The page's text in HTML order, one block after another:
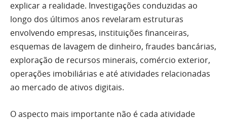
explicar a realidade. Investigações conduzidas ao
longo dos últimos anos revelaram estruturas
envolvendo empresas, instituições financeiras,
esquemas de lavagem de dinheiro, fraudes bancárias,
exploração de recursos minerais, comércio exterior,
operações imobiliárias e até atividades relacionadas
ao mercado de ativos digitais.
O aspecto mais importante não é cada atividade